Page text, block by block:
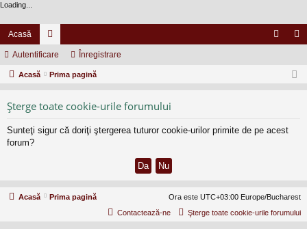
Loading...
Acasă
or
u eg
Autentificare Înregistrare
Acasă Prima pagină
Şterge toate cookie-urile forumului
Sunteţi sigur că doriţi ştergerea tuturor cookie-urilor primite de pe acest
forum?
Acasă Prima pagină
Ora este UTC+03:00 Europe/Bucharest
Şterge toate cookie-urile forumului
Contactează-ne